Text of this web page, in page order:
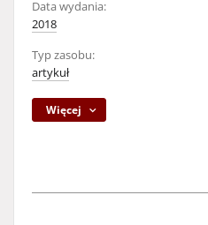
Data wydania:
2018
Typ zasobu:
artykuł
Więcej